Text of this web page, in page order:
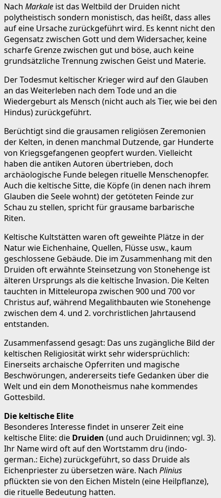
Nach Markale ist das Weltbild der Druiden nicht
polytheistisch sondern monistisch, das heißt, dass alles
auf eine Ursache zurückgeführt wird. Es kennt nicht den
Gegensatz zwischen Gott und dem Widersacher, keine
scharfe Grenze zwischen gut und böse, auch keine
grundsätzliche Trennung zwischen Geist und Materie.
Der Todesmut keltischer Krieger wird auf den Glauben
an das Weiterleben nach dem Tode und an die
Wiedergeburt als Mensch (nicht auch als Tier, wie bei den
Hindus) zurückgeführt.
Berüchtigt sind die grausamen religiösen Zeremonien
der Kelten, in denen manchmal Dutzende, gar Hunderte
von Kriegsgefangenen geopfert wurden. Vielleicht
haben die antiken Autoren übertrieben, doch
archäologische Funde belegen rituelle Menschenopfer.
Auch die keltische Sitte, die Köpfe (in denen nach ihrem
Glauben die Seele wohnt) der getöteten Feinde zur
Schau zu stellen, spricht für grausame barbarische
Riten.
Keltische Kultstätten waren oft geweihte Plätze in der
Natur wie Eichenhaine, Quellen, Flüsse usw., kaum
geschlossene Gebäude. Die im Zusammenhang mit den
Druiden oft erwähnte Steinsetzung von Stonehenge ist
älteren Ursprungs als die keltische Invasion. Die Kelten
tauchten in Mitteleuropa zwischen 900 und 700 vor
Christus auf, während Megalithbauten wie Stonehenge
zwischen dem 4. und 2. vorchristlichen Jahrtausend
entstanden.
Zusammenfassend gesagt: Das uns zugängliche Bild der
keltischen Religiosität wirkt sehr widersprüchlich:
Einerseits archaische Opferriten und magische
Beschwörungen, andererseits tiefe Gedanken über die
Welt und ein dem Monotheismus nahe kommendes
Gottesbild.
Die keltische Elite
Besonderes Interesse findet in unserer Zeit eine
keltische Elite: die Druiden (und auch Druidinnen; vgl. 3).
Ihr Name wird oft auf den Wortstamm dru (indo-
german.: Eiche) zurückgeführt, so dass Druide als
Eichenpriester zu übersetzen wäre. Nach Plinius
pflückten sie von den Eichen Misteln (eine Heilpflanze),
die rituelle Bedeutung hatten.